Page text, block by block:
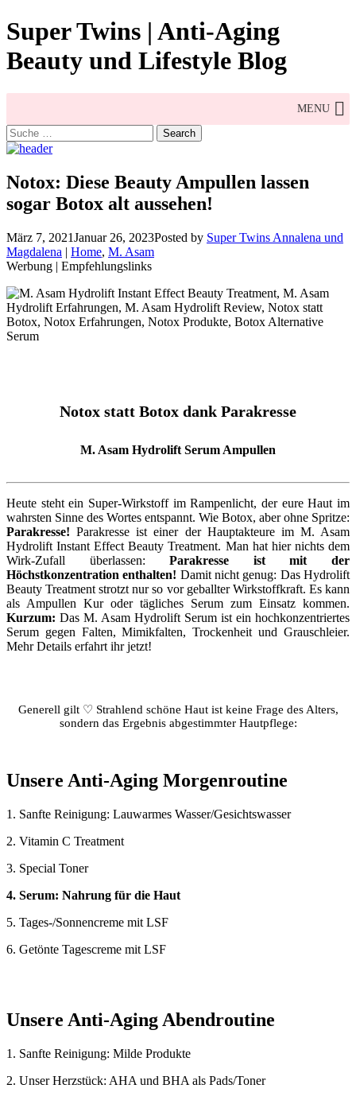
Skip
to
content
Super Twins | Anti-Aging
Beauty und Lifestyle Blog
MENU
Search
for:
Notox: Diese Beauty Ampullen lassen
sogar Botox alt aussehen!
März 7, 2021Januar 26, 2023Posted by Super Twins Annalena und
Magdalena | Home, M. Asam
Werbung | Empfehlungslinks
Notox statt Botox dank Parakresse
M. Asam Hydrolift Serum Ampullen
Heute steht ein Super-Wirkstoff im Rampenlicht, der eure Haut im
wahrsten Sinne des Wortes entspannt. Wie Botox, aber ohne Spritze:
Parakresse!Parakresse ist einer der Hauptakteure im M. Asam
Hydrolift Instant Effect Beauty Treatment. Man hat hier nichts dem
Wirk-Zufall überlassen:Parakresse ist mit der
Höchstkonzentration enthalten! Damit nicht genug: Das Hydrolift
Beauty Treatment strotzt nur so vor geballter Wirkstoffkraft. Es kann
als Ampullen Kur oder tägliches Serum zum Einsatz kommen.
Kurzum: Das M. Asam Hydrolift Serum ist ein hochkonzentriertes
Serum gegen Falten, Mimikfalten, Trockenheit und Grauschleier.
Mehr Details erfahrt ihr jetzt!
Generell gilt ♡ Strahlend schöne Haut ist keine Frage des Alters,
sondern das Ergebnis abgestimmter Hautpflege:
Unsere Anti-Aging Morgenroutine
1. Sanfte Reinigung: Lauwarmes Wasser/Gesichtswasser
2. Vitamin C Treatment
3. Special Toner
4. Serum: Nahrung für die Haut
5. Tages-/Sonnencreme mit LSF
6. Getönte Tagescreme mit LSF
Unsere Anti-Aging Abendroutine
1. Sanfte Reinigung: Milde Produkte
2. Unser Herzstück: AHA und BHA als Pads/Toner